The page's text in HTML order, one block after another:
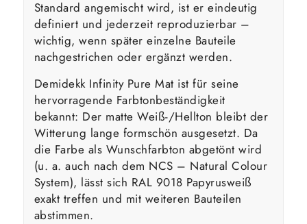
Standard angemischt wird, ist er eindeutig
definiert und jederzeit reproduzierbar –
wichtig, wenn später einzelne Bauteile
nachgestrichen oder ergänzt werden.
Demidekk Infinity Pure Mat ist für seine
hervorragende Farbtonbeständigkeit
bekannt: Der matte Weiß-/Hellton bleibt der
Witterung lange formschön ausgesetzt. Da
die Farbe als Wunschfarbton abgetönt wird
(u. a. auch nach dem NCS – Natural Colour
System), lässt sich RAL 9018 Papyrusweiß
exakt treffen und mit weiteren Bauteilen
abstimmen.